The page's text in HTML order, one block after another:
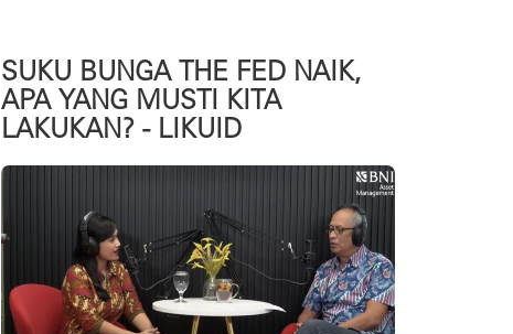
SUKU BUNGA THE FED NAIK,
APA YANG MUSTI KITA
LAKUKAN? - LIKUID